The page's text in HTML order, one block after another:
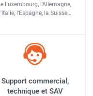
le Luxembourg, l'Allemagne,
l'Italie, l'Espagne, la Suisse…
Support commercial,
technique et SAV